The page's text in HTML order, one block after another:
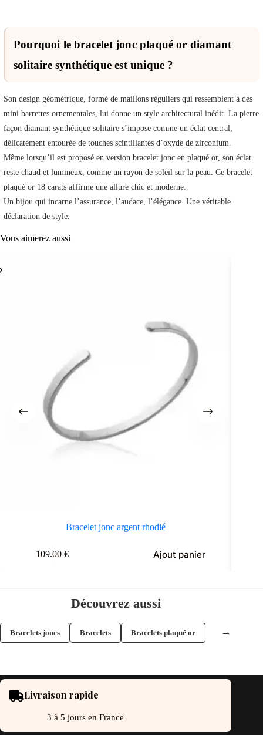
Pourquoi le bracelet jonc plaqué or diamant
solitaire synthétique est unique ?
Son design géométrique, formé de maillons réguliers qui ressemblent à des
mini barrettes ornementales, lui donne un style architectural inédit. La pierre
façon diamant synthétique solitaire s’impose comme un éclat central,
délicatement entourée de touches scintillantes d’oxyde de zirconium.
Même lorsqu’il est proposé en version bracelet jonc en plaqué or, son éclat
reste chaud et lumineux, comme un rayon de soleil sur la peau. Ce bracelet
plaqué or 18 carats affirme une allure chic et moderne.
Un bijou qui incarne l’assurance, l’audace, l’élégance. Une véritable
déclaration de style.
Vous aimerez aussi
Bracelet jonc argent rhodié
109.00 € Ajout panier
Découvrez aussi
Bracelets joncs Bracelets Bracelets plaqué or →
Livraison rapide
3 à 5 jours en France